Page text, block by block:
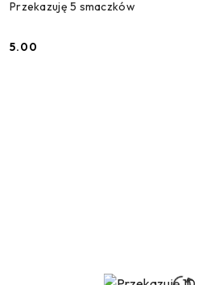
Przekazuję 5 smaczków
Cena:
5.00